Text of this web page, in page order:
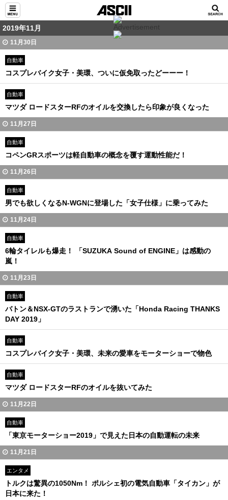
2019年11月
11月30日
自動車
コスプレバイク女子・美環、ついに仮免取ったどーーー！
自動車
マツダ ロードスターRFのオイルを交換したら印象が良くなった
11月27日
自動車
コペンGRスポーツは軽自動車の概念を覆す運動性能だ！
11月26日
自動車
男でも欲しくなるN-WGNに登場した「女子仕様」に乗ってみた
11月24日
自動車
6輪タイレルも爆走！ 「SUZUKA Sound of ENGINE」は感動の
嵐！
11月23日
自動車
バトン＆NSX-GTのラストランで湧いた「Honda Racing THANKS
DAY 2019」
自動車
コスプレバイク女子・美環、未来の愛車をモーターショーで物色
自動車
マツダ ロードスターRFのオイルを抜いてみた
11月22日
自動車
「東京モーターショー2019」で見えた日本の自動運転の未来
11月21日
エンタメ
トルクは驚異の1050Nm！ ポルシェ初の電気自動車「タイカン」が
日本に来た！